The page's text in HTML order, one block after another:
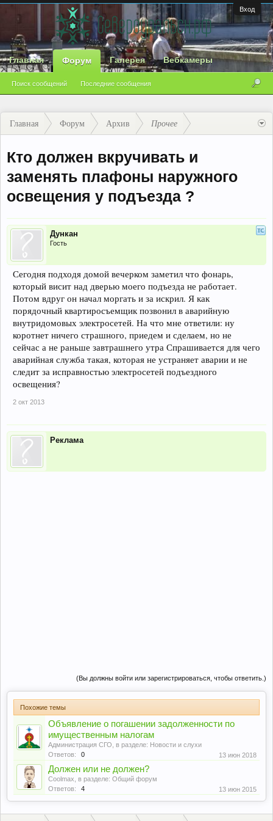
Вход
Главная Форум
Поиск сообщений Последние сообщения
Галерея Вебкамеры
Главная Форум Архив Прочее
Кто должен вкручивать и
заменять плафоны наружного
освещения у подъезда ?
Дункан
Гость
Сегодня подходя домой вечерком заметил что фонарь,
который висит над дверью моего подъезда не работает.
Потом вдруг он начал моргать и за искрил. Я как
порядочный квартиросъемщик позвонил в аварийную
внутридомовых электросетей. На что мне ответили: ну
коротнет ничего страшного, приедем и сделаем, но не
сейчас а не раньше завтрашнего утра Спрашивается для чего
аварийная служба такая, которая не устраняет аварии и не
следит за исправностью электросетей подъездного
освещения?
2 окт 2013
Реклама
(Вы должны войти или зарегистрироваться, чтобы ответить.)
Похожие темы
Объявление о погашении задолженности по
имущественным налогам
Администрация СГО , в разделе: Новости и слухи
Ответов:
0 13 июн 2018
Должен или не должен?
Coolmax , в разделе: Общий форум
Ответов:
4 13 июн 2015